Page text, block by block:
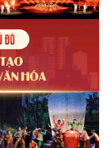
tâm sáng tạo